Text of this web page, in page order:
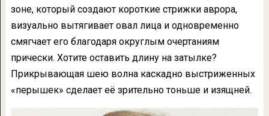
зоне, который создают короткие стрижки аврора,
визуально вытягивает овал лица и одновременно
смягчает его благодаря округлым очертаниям
прически. Хотите оставить длину на затылке?
Прикрывающая шею волна каскадно выстриженных
«перышек» сделает её зрительно тоньше и изящней.